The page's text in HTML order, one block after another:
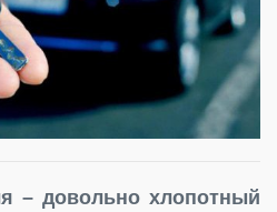
– довольно хлопотный